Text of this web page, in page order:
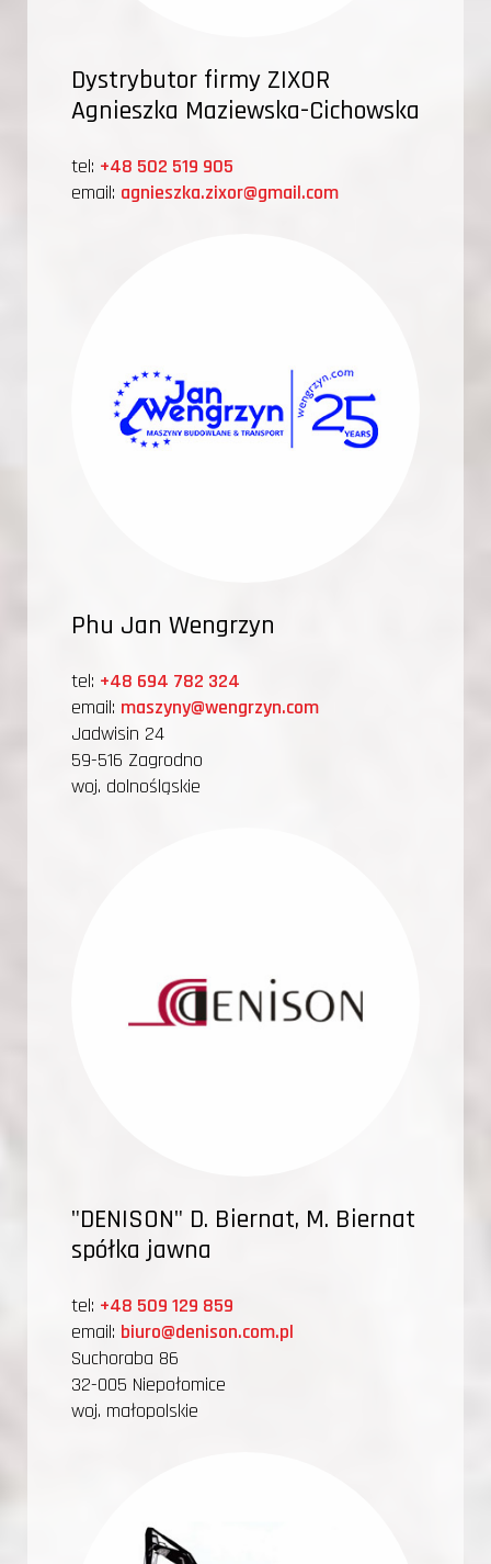
Dystrybutor firmy ZIXOR
Agnieszka Maziewska-Cichowska
tel: +48 502 519 905
email: agnieszka.zixor@gmail.com
Phu Jan Wengrzyn
tel: +48 694 782 324
email: maszyny@wengrzyn.com
Jadwisin 24
59-516 Zagrodno
woj. dolnośląskie
"DENISON" D. Biernat, M. Biernat
spółka jawna
tel: +48 509 129 859
email: biuro@denison.com.pl
Suchoraba 86
32-005 Niepołomice
woj. małopolskie